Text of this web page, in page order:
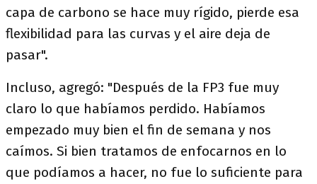
capa de carbono se hace muy rígido, pierde esa
flexibilidad para las curvas y el aire deja de
pasar".
Incluso, agregó: "Después de la FP3 fue muy
claro lo que habíamos perdido. Habíamos
empezado muy bien el fin de semana y nos
caímos. Si bien tratamos de enfocarnos en lo
que podíamos a hacer, no fue lo suficiente para